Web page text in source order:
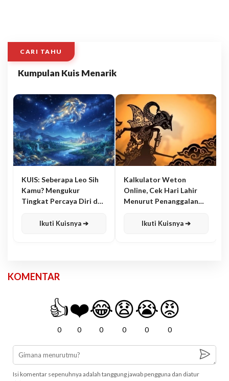
CARI TAHU
Kumpulan Kuis Menarik
KUIS: Seberapa Leo Sih
Kamu? Mengukur
Tingkat Percaya Diri dan
Ikuti Kuisnya ➔
Kalkulator Weton
Online, Cek Hari Lahir
Menurut Penanggalan
Ikuti Kuisnya ➔
KOMENTAR
👍
0
❤️
0
😂
0
😧
0
😭
0
😡
0
Isi komentar sepenuhnya adalah tanggung jawab pengguna dan diatur